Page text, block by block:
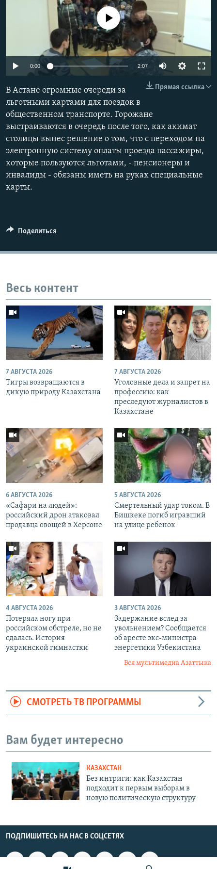
No media source currently available
0:00 2:07
Прямая ссылка
В Астане огромные очереди за
льготными картами для поездок в
общественном транспорте. Горожане
выстраиваются в очередь после того, как акимат
столицы вынес решение о том, что с переходом на
электронную систему оплаты проезда пассажиры,
которые пользуются льготами, - пенсионеры и
инвалиды - обязаны иметь на руках специальные
карты.
Поделиться
Весь контент
7 АВГУСТА 2026
Тигры возвращаются в
дикую природу Казахстана
7 АВГУСТА 2026
Уголовные дела и запрет на
профессию: как
преследуют журналистов в
Казахстане
6 АВГУСТА 2026
«Cафари на людей»:
российский дрон атаковал
продавца овощей в Херсоне
5 АВГУСТА 2026
Смертельный удар током. В
Бишкеке погиб игравший
на улице ребенок
4 АВГУСТА 2026
Потеряла ногу при
российском обстреле, но не
сдалась. История
украинской гимнастки
3 АВГУСТА 2026
Задержание вслед за
увольнением? Сообщается
об аресте экс-министра
энергетики Узбекистана
Вся мультимедиа Азаттыка
СМОТРЕТЬ ТВ ПРОГРАММЫ
Вам будет интересно
КАЗАХСТАН
Без интриги: как Казахстан
подходит к первым выборам в
новую политическую структуру
ПОДПИШИТЕСЬ НА НАС В СОЦСЕТЯХ